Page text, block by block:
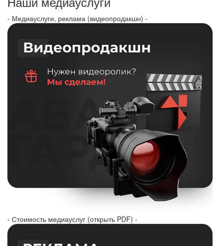
- Медиауслуги, реклама (видеопродакшн) -
- Стоимость медиауслуг (открыть PDF) -